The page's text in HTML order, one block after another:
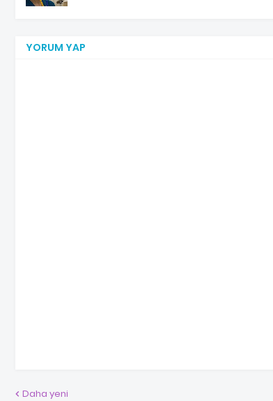
YORUM YAP
Daha yeni